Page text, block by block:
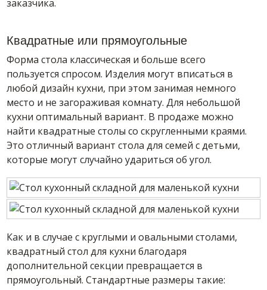
заказчика.
Квадратные или прямоугольные
Форма стола классическая и больше всего
пользуется спросом. Изделия могут вписаться в
любой дизайн кухни, при этом занимая немного
место и не загораживая комнату. Для небольшой
кухни оптимальный вариант. В продаже можно
найти квадратные столы со скругленными краями.
Это отличный вариант стола для семей с детьми,
которые могут случайно удариться об угол.
Как и в случае с круглыми и овальными столами,
квадратный стол для кухни благодаря
дополнительной секции превращается в
прямоугольный. Стандартные размеры такие: